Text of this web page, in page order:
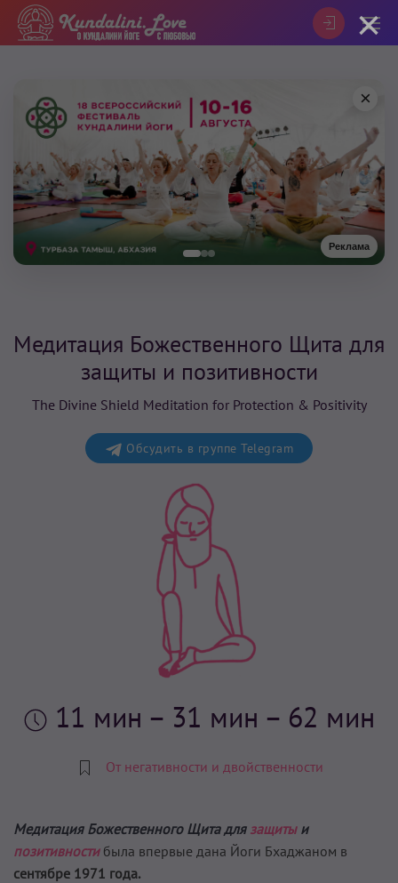
Реклама
×
Медитация Божественного Щита для
защиты и позитивности
The Divine Shield Meditation for Protection & Positivity
Обсудить в группе Telegram
11 мин – 31 мин – 62 мин
От негативности и двойственности
Медитация Божественного Щитадля защитыи
позитивности была впервые дана Йоги Бхаджаном в
сентябре 1971 года.
×